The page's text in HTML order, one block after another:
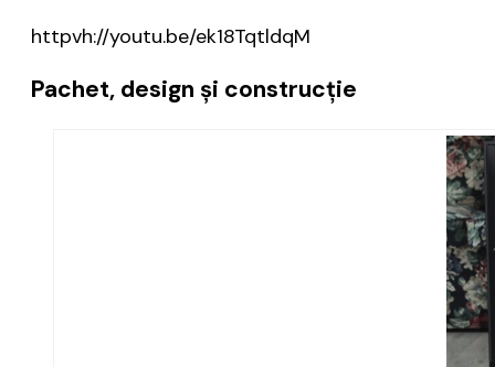
httpvh://youtu.be/ek18TqtldqM
Pachet, design și construcție